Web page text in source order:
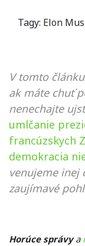
Tagy: Elon
V tomto
ak máte chuť
nenechajte
umlčanie
francúzskych
demokracia
venujeme inej
zaujímavé
Horúce správya